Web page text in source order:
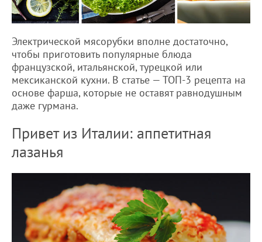
Электрической мясорубки вполне достаточно,
чтобы приготовить популярные блюда
французской, итальянской, турецкой или
мексиканской кухни. В статье — ТОП-3 рецепта на
основе фарша, которые не оставят равнодушным
даже гурмана.
Привет из Италии: аппетитная
лазанья